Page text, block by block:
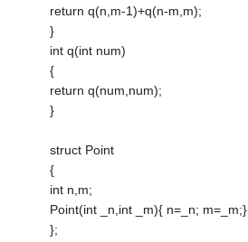
return q(n,m-1)+q(n-m,m);
}
int q(int num)
{
return q(num,num);
}
struct Point
{
int n,m;
Point(int _n,int _m){ n=_n; m=_m;}
};